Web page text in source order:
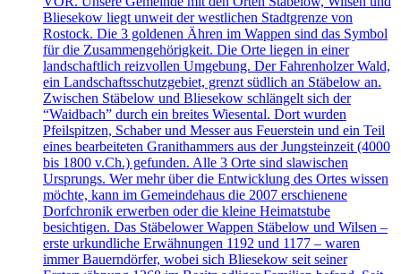
Bliesekow liegt unweit der westlichen Stadtgrenze von
Rostock. Die 3 goldenen Ähren im Wappen sind das Symbol
für die Zusammengehörigkeit. Die Orte liegen in einer
landschaftlich reizvollen Umgebung. Der Fahrenholzer Wald,
ein Landschaftsschutzgebiet, grenzt südlich an Stäbelow an.
Zwischen Stäbelow und Bliesekow schlängelt sich der
“Waidbach” durch ein breites Wiesental. Dort wurden
Pfeilspitzen, Schaber und Messer aus Feuerstein und ein Teil
eines bearbeiteten Granithammers aus der Jungsteinzeit (4000
bis 1800 v.Ch.) gefunden. Alle 3 Orte sind slawischen
Ursprungs. Wer mehr über die Entwicklung des Ortes wissen
möchte, kann im Gemeindehaus die 2007 erschienene
Dorfchronik erwerben oder die kleine Heimatstube
besichtigen. Das Stäbelower Wappen Stäbelow und Wilsen –
erste urkundliche Erwähnungen 1192 und 1177 – waren
immer Bauerndörfer, wobei sich Bliesekow seit seiner